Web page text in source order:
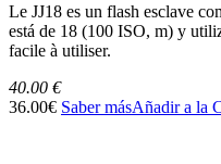
Le JJ18 es un flash esclave
está de 18 (100 ISO, m) y
facile à utiliser.
40.00 €
36.00€ Saber másAñadir a la